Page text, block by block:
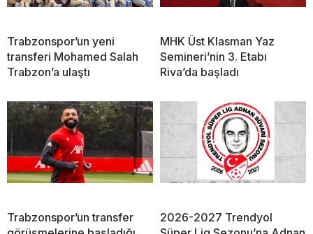
Trabzonspor’un yeni
transferi Mohamed Salah
Trabzon’a ulaştı
MHK Üst Klasman Yaz
Semineri’nin 3. Etabı
Riva’da başladı
Trabzonspor’un transfer
2026-2027 Trendyol